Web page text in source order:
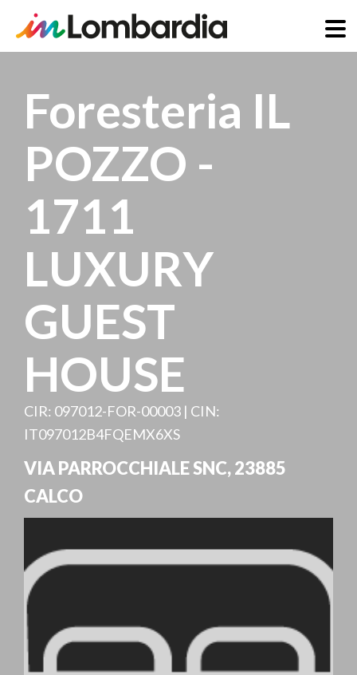
contenuto
principale
Foresteria IL
POZZO -
1711
LUXURY
GUEST
HOUSE
CIR: 097012-FOR-00003 | CIN:
IT097012B4FQEMX6XS
VIA PARROCCHIALE SNC,23885
CALCO